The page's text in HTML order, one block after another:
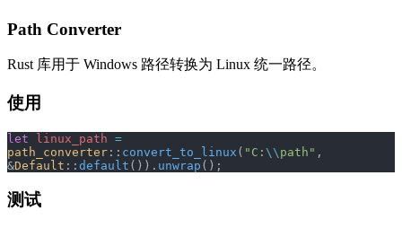
Path Converter
Rust 库用于 Windows 路径转换为 Linux 统一路径。
使用
let linux_path =
path_converter :: convert_to_linux ( "C: \\ path" ,
&Default :: default ()). unwrap ();
测试